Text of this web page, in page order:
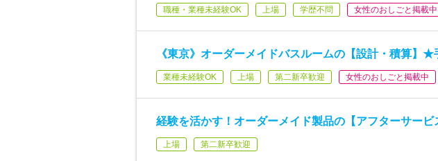
職種・業種未経験OK 上場 学歴不問 女性のおしごと掲載中
《東京》オーダーメイドバスルームの【設計・積算】★
業種未経験OK 上場 第二新卒歓迎 女性のおしごと掲載中
経験を活かす！オーダーメイド製品の【アフターサービ
上場 第二新卒歓迎